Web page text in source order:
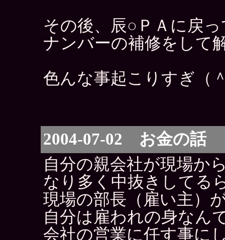
その後、辰○ＰＡに戻
ナンバーの補修をして
色んな事起こりすぎ（
2004-07-02 お金の話
自分の親会社が現場か
なり多く中抜きしてる
現場の部長（雇い主）
自分は雇われの身なん
会社の営業に任す事に